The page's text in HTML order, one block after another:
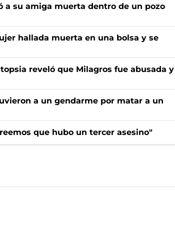
a su amiga muerta dentro de un pozo
hallada muerta en una bolsa y se
reveló que Milagros fue abusada y
a un gendarme por matar a un
que hubo un tercer asesino"